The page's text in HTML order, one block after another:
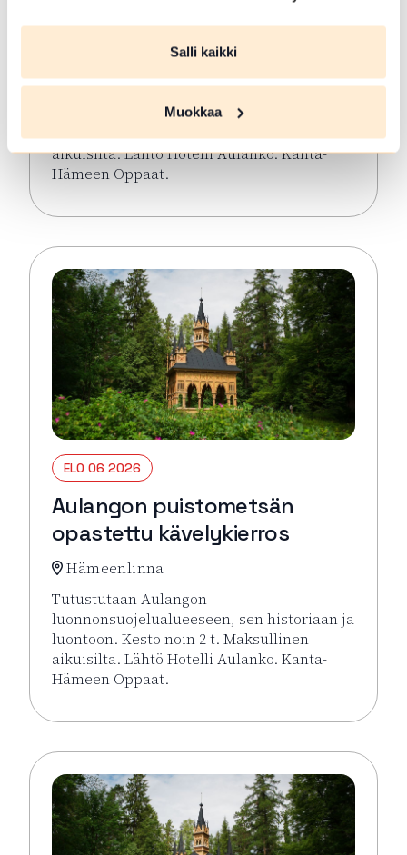
Salli kaikki
Muokkaa
opastettu kävelykierros
luonnonsuojelualueeseen, sen historiaan ja
aikuisilta. Lähtö Hotelli Aulanko. Kanta-
Hämeen Oppaat.
Lue lisää tapahtumasta Aulangon puistometsän
ELO 06 2026
Aulangon puistometsän
opastettu kävelykierros
Hämeenlinna
Tutustutaan Aulangon
luonnonsuojelualueeseen, sen historiaan ja
luontoon. Kesto noin 2 t. Maksullinen
aikuisilta. Lähtö Hotelli Aulanko. Kanta-
Hämeen Oppaat.
Lue lisää tapahtumasta Aulangon puistometsän